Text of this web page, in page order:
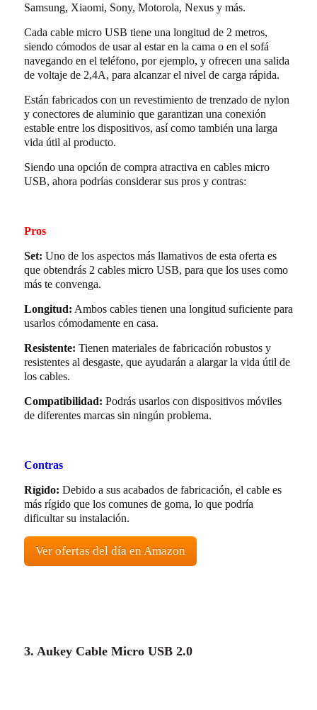
Samsung, Xiaomi, Sony, Motorola, Nexus y más.
Cada cable micro USB tiene una longitud de 2 metros,
siendo cómodos de usar al estar en la cama o en el sofá
navegando en el teléfono, por ejemplo, y ofrecen una salida
de voltaje de 2,4A, para alcanzar el nivel de carga rápida.
Están fabricados con un revestimiento de trenzado de nylon
y conectores de aluminio que garantizan una conexión
estable entre los dispositivos, así como también una larga
vida útil al producto.
Siendo una opción de compra atractiva en cables micro
USB, ahora podrías considerar sus pros y contras:
Pros
Set: Uno de los aspectos más llamativos de esta oferta es
que obtendrás 2 cables micro USB, para que los uses como
más te convenga.
Longitud: Ambos cables tienen una longitud suficiente para
usarlos cómodamente en casa.
Resistente: Tienen materiales de fabricación robustos y
resistentes al desgaste, que ayudarán a alargar la vida útil de
los cables.
Compatibilidad: Podrás usarlos con dispositivos móviles
de diferentes marcas sin ningún problema.
Contras
Rígido: Debido a sus acabados de fabricación, el cable es
más rígido que los comunes de goma, lo que podría
dificultar su instalación.
Ver ofertas del día en Amazon
3. Aukey Cable Micro USB 2.0